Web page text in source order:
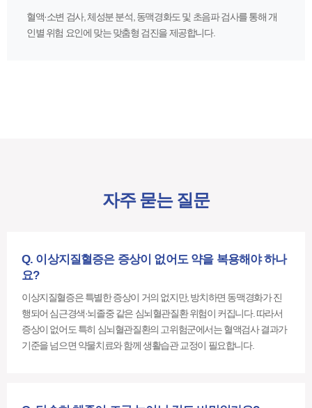
혈액·소변 검사, 체성분 분석, 동맥경화도 및 초음파 검사를 통해 개
인별 위험 요인에 맞는 맞춤형 검진을 제공합니다.
자주 묻는 질문
Q. 이상지질혈증은 증상이 없어도 약을 복용해야 하나
요?
이상지질혈증은 특별한 증상이 거의 없지만, 방치하면 동맥경화가 진
행되어 심근경색·뇌졸중 같은 심뇌혈관질환 위험이 커집니다. 따라서
증상이 없어도 특히 심뇌혈관질환의 고위험군에서는 혈액검사 결과가
기준을 넘으면 약물치료와 함께 생활습관 교정이 필요합니다.